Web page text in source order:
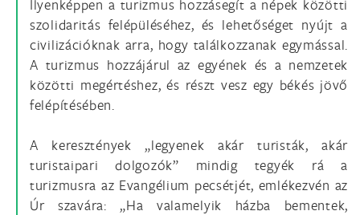
Ilyenképpen a turizmus hozzásegít a népek közötti
szolidaritás felépüléséhez, és lehetőséget nyújt a
civilizációknak arra, hogy találkozzanak egymással.
A turizmus hozzájárul az egyének és a nemzetek
közötti megértéshez, és részt vesz egy békés jövő
felépítésében.
A keresztények „legyenek akár turisták, akár
turistaipari dolgozók” mindig tegyék rá a
turizmusra az Evangélium pecsétjét, emlékezvén az
Úr szavára: „Ha valamelyik házba bementek,